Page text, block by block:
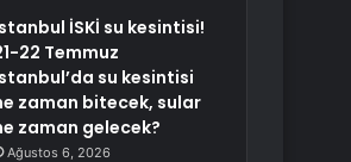
İSKİ su kesintisi!
22 Temmuz
su kesintisi
zaman bitecek, sular
zaman gelecek?
Ağustos 6, 2026